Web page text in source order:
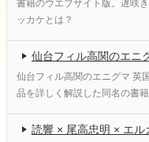
書籍のウエブサイト版。遅咲
ッカケとは？
仙台フィル高関のエニ
仙台フィル高関のエニグマ 英
品を詳しく解説した同名の書
読響 × 尾高忠明 × エル